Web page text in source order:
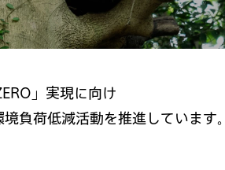
」実現に向け
負荷低減活動を推進しています。